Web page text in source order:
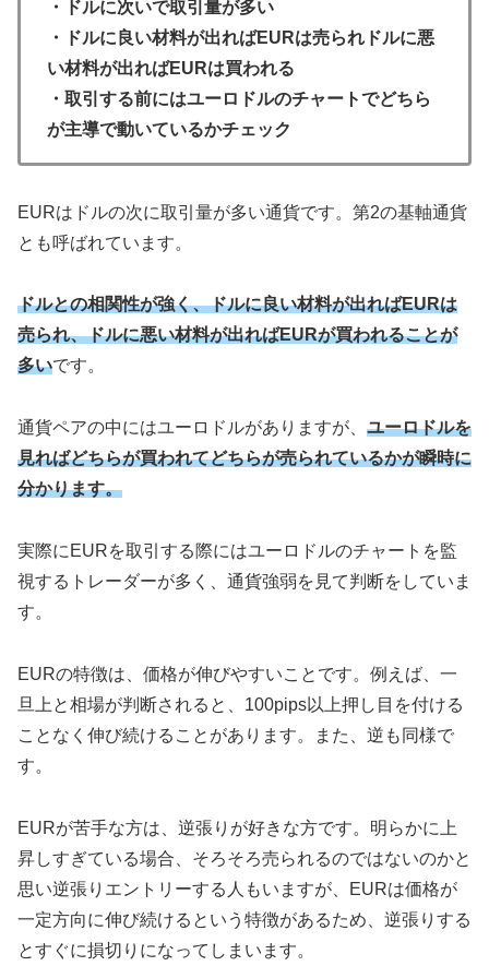
・ドルに次いで取引量が多い
・ドルに良い材料が出ればEURは売られドルに悪
い材料が出ればEURは買われる
・取引する前にはユーロドルのチャートでどちら
が主導で動いているかチェック
EURはドルの次に取引量が多い通貨です。第2の基軸通貨
とも呼ばれています。
ドルとの相関性が強く、ドルに良い材料が出ればEURは
売られ、ドルに悪い材料が出ればEURが買われることが
多いです。
通貨ペアの中にはユーロドルがありますが、 ユーロドルを
見ればどちらが買われてどちらが売られているかが瞬時に
分かります。
実際にEURを取引する際にはユーロドルのチャートを監
視するトレーダーが多く、通貨強弱を見て判断をしていま
す。
EURの特徴は、価格が伸びやすいことです。例えば、一
旦上と相場が判断されると、100pips以上押し目を付ける
ことなく伸び続けることがあります。また、逆も同様で
す。
EURが苦手な方は、逆張りが好きな方です。明らかに上
昇しすぎている場合、そろそろ売られるのではないのかと
思い逆張りエントリーする人もいますが、EURは価格が
一定方向に伸び続けるという特徴があるため、逆張りする
とすぐに損切りになってしまいます。